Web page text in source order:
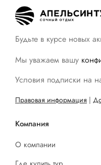
Будьте в курсе новых
Мы уважаем вашу
Условия подписки на
Правовая информация |
Компания
О компании